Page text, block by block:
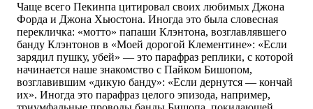
Чаще всего Пекинпа цитировал своих любимых Джона
Форда и Джона Хьюстона. Иногда это была словесная
перекличка: «мотто» папаши Клэнтона, возглавлявшего
банду Клэнтонов в «Моей дорогой Клементине»: «Если
зарядил пушку, убей» — это парафраз реплики, с которой
начинается наше знакомство с Пайком Бишопом,
возглавившим «дикую банду»: «Если дернутся — кончай
их». Иногда это парафраз целого эпизода, например,